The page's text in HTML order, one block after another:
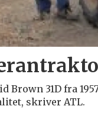
Brown 31D fra
skriver ATL.